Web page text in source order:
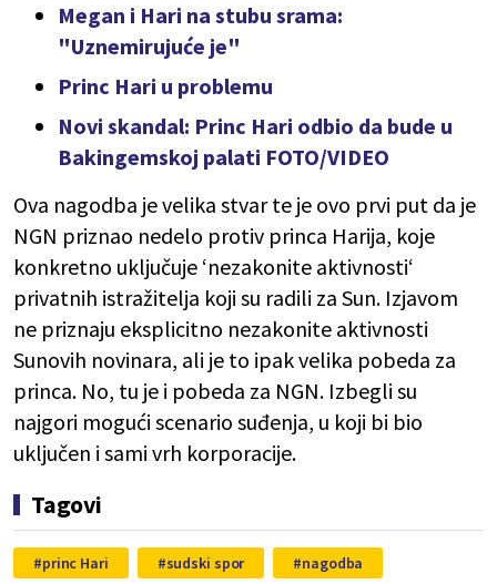
Megan i Hari na stubu srama:
"Uznemirujuće je"
Princ Hari u problemu
Novi skandal: Princ Hari odbio da bude u
Bakingemskoj palati FOTO/VIDEO
Ova nagodba je velika stvar te je ovo prvi put da je
NGN priznao nedelo protiv princa Harija, koje
konkretno uključuje ‘nezakonite aktivnosti‘
privatnih istražitelja koji su radili za Sun. Izjavom
ne priznaju eksplicitno nezakonite aktivnosti
Sunovih novinara, ali je to ipak velika pobeda za
princa. No, tu je i pobeda za NGN. Izbegli su
najgori mogući scenario suđenja, u koji bi bio
uključen i sami vrh korporacije.
Tagovi
princ Hari sudski spor nagodba